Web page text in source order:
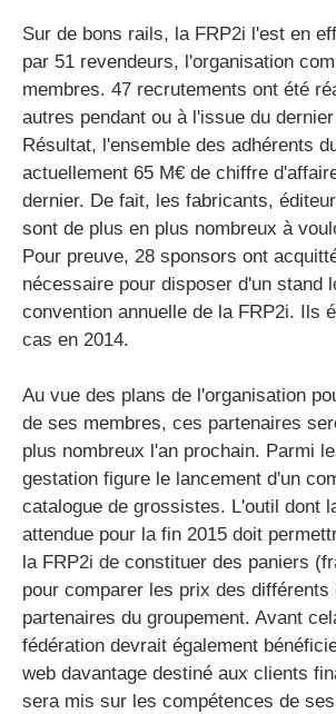
Sur de bons rails, la FRP2i l'est en
par 51 revendeurs, l'organisation
membres. 47 recrutements ont été
autres pendant ou à l'issue du dernier
Résultat, l'ensemble des adhérents
actuellement 65 M€ de chiffre
dernier. De fait, les fabricants,
sont de plus en plus nombreux à
Pour preuve, 28 sponsors ont
nécessaire pour disposer d'un stand
convention annuelle de la FRP2i. Ils
cas en 2014.
Au vue des plans de l'organisation
de ses membres, ces partenaires
plus nombreux l'an prochain. Parmi
gestation figure le lancement d'un
catalogue de grossistes. L'outil dont
attendue pour la fin 2015 doit
la FRP2i de constituer des paniers
pour comparer les prix des différents
partenaires du groupement. Avant
fédération devrait également
web davantage destiné aux clients
sera mis sur les compétences de